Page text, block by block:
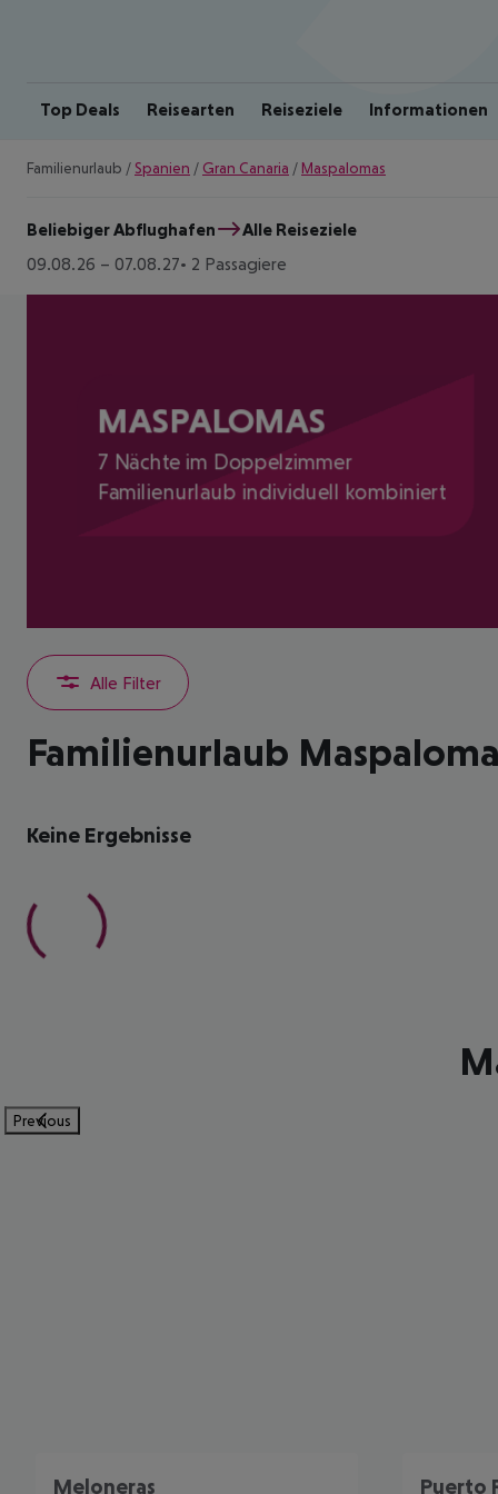
Top Deals Reisearten Reiseziele Informationen
Familienurlaub / Spanien / Gran Canaria / Maspalomas
Beliebiger Abflughafen
Alle Reiseziele
09.08.26 – 07.08.27 2 Passagiere
MASPALOMAS
7 Nächte im Doppelzimmer
Familienurlaub individuell kombiniert
Alle Filter
Familienurlaub
Keine Ergebnisse
Previous
Meloneras Puerto